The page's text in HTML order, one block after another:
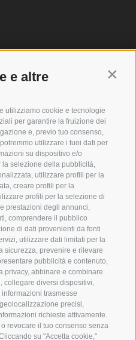
e altre
utilizziamo cookie e tecnologie
per garantire la fruizione dei
e, previo tuo consenso,
utilizzare i tuoi dati per
su dispositivo e/o
selezione della pubblicità,
utilizzare profili per la
creare profili per la
profili per la selezione di
prestazioni degli annunci,
comprendere il pubblico
di dati provenienti da fonti
utilizzare dati limitati per la
sicurezza, prevenire e rilevare
pubblicità e contenuto,
privacy, abbinare e combinare
collegare diversi dispositivi,
trasmesse
precisi,
richieste attivamente.
revocare il tuo consenso senza
su "Accetta cookie,"
distribuzione